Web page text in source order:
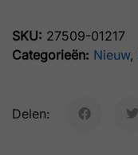
SKU: 27509-01217
Categorieën: Nieuw,
Delen: